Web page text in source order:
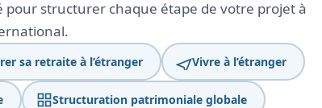
structurer chaque étape de votre projet à
sa retraite à l’étranger Vivre à l’étranger
Structuration patrimoniale globale